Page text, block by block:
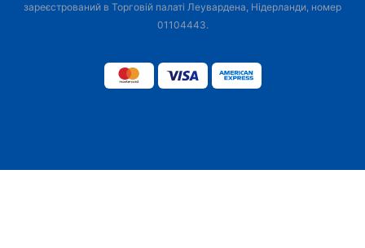
зареєстрований в Торговій палаті Леувардена, Нідерланди, номер
01104443.